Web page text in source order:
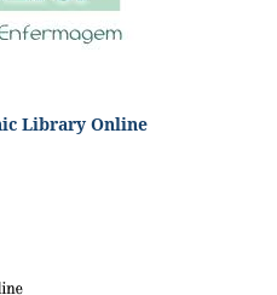
Library Online